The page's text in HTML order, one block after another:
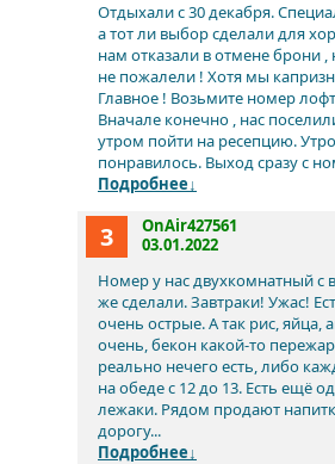
Отдыхали с 30 декабря.
а тот ли выбор сделали для
нам отказали в отмене брони
не пожалели ! Хотя мы
Главное ! Возьмите номер
Вначале конечно , нас
утром пойти на ресепцию.
понравилось. Выход сразу с
Подробнее↓
3
OnAir427561
03.01.2022
Номер у нас двухкомнатный с
же сделали. Завтраки! Ужас!
очень острые. А так рис,
очень, бекон какой-то
реально нечего есть, либо
на обеде с 12 до 13. Есть ещё
лежаки. Рядом продают
дорогу...
Подробнее↓